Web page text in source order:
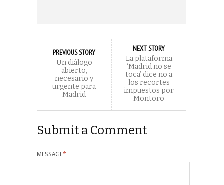
PREVIOUS STORY
Un diálogo
abierto,
necesario y
urgente para
Madrid
NEXT STORY
La plataforma
‘Madrid no se
toca’ dice no a
los recortes
impuestos por
Montoro
Submit a Comment
MESSAGE*